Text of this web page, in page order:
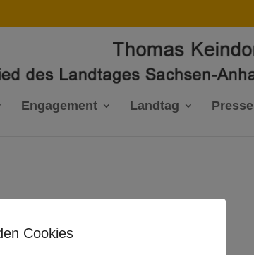
Engagement Landtag Presse
Cookies